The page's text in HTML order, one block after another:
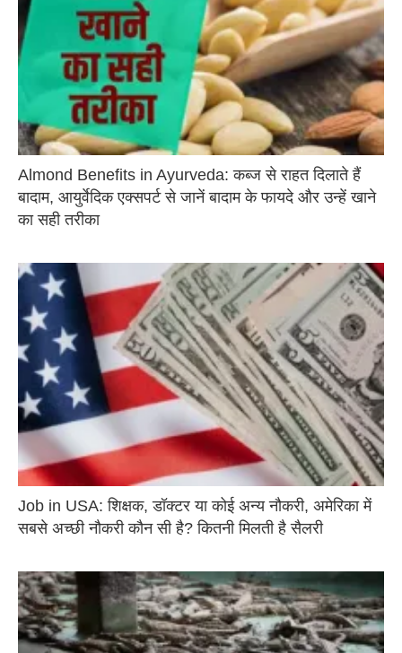
Almond Benefits in Ayurveda: कब्ज से राहत दिलाते हैं
बादाम, आयुर्वेदिक एक्सपर्ट से जानें बादाम के फायदे और उन्हें खाने
का सही तरीका
Job in USA: शिक्षक, डॉक्टर या कोई अन्य नौकरी, अमेरिका में
सबसे अच्छी नौकरी कौन सी है? कितनी मिलती है सैलरी